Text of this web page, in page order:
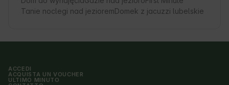
Tanie noclegi nad jezioremDomek z jacuzzi lubelskie
ACCEDI
ACQUISTA UN VOUCHER
ULTIMO MINUTO